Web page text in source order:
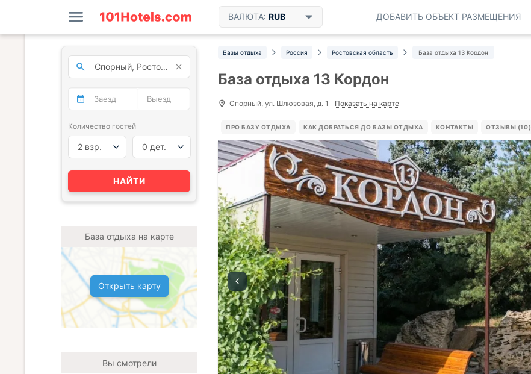
ВАЛЮТА: RUB ДОБАВИТЬ ОБЪЕКТ РАЗМЕЩЕНИЯ
Базы отдыха Россия Ростовская область База отдыха 13 Кордон
База отдыха 13 Кордон
Спорный, ул. Шлюзовая, д. 1 Показать на карте
ПРО БАЗУ ОТДЫХА КАК ДОБРАТЬСЯ ДО БАЗЫ ОТДЫХА КОНТАКТЫ ОТЗЫВЫ (10)
Количество гостей
2 взр. 0 дет.
НАЙТИ
База отдыха на карте
Открыть карту
Вы смотрели